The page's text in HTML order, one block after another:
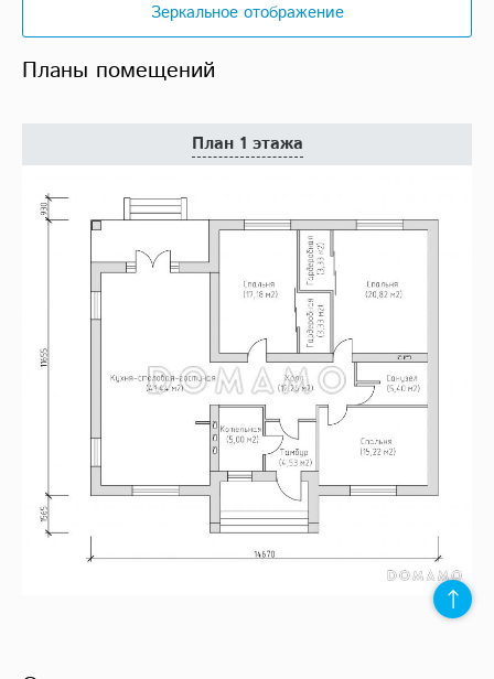
Планы помещений
Зеркальное отображение
План 1 этажа